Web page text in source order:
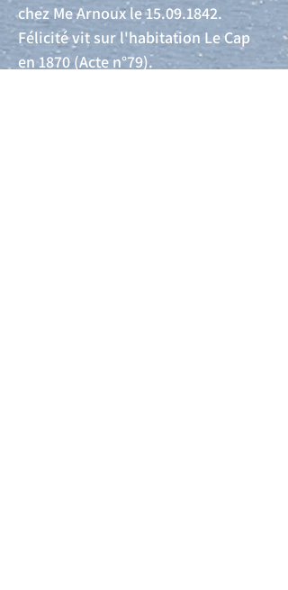
chez Me Arnoux le15.09.1842.
Félicité vit sur l'habitation Le Cap
en 1870 (Acte n°79).